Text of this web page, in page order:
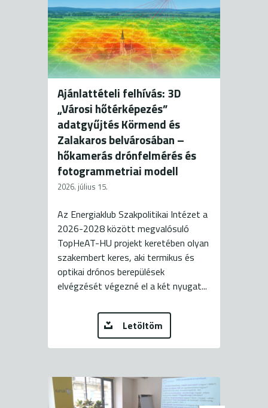
Ajánlattételi felhívás: 3D
„Városi hőtérképezés”
adatgyűjtés Körmend és
Zalakaros belvárosában –
hőkamerás drónfelmérés és
fotogrammetriai modell
2026. július 15.
Az Energiaklub Szakpolitikai Intézet a
2026-2028 között megvalósuló
TopHeAT-HU projekt keretében olyan
szakembert keres, aki termikus és
optikai drónos berepülések
elvégzését végezné el a két nyugat...
Letöltöm